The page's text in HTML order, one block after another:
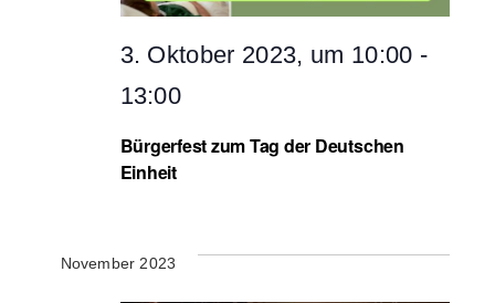
Bürgerfest zum Tag der Deutschen
Einheit
3. Oktober 2023, um 10:00 -
13:00
November 2023